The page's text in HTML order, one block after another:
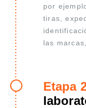
por
tiras,
las
Etapa